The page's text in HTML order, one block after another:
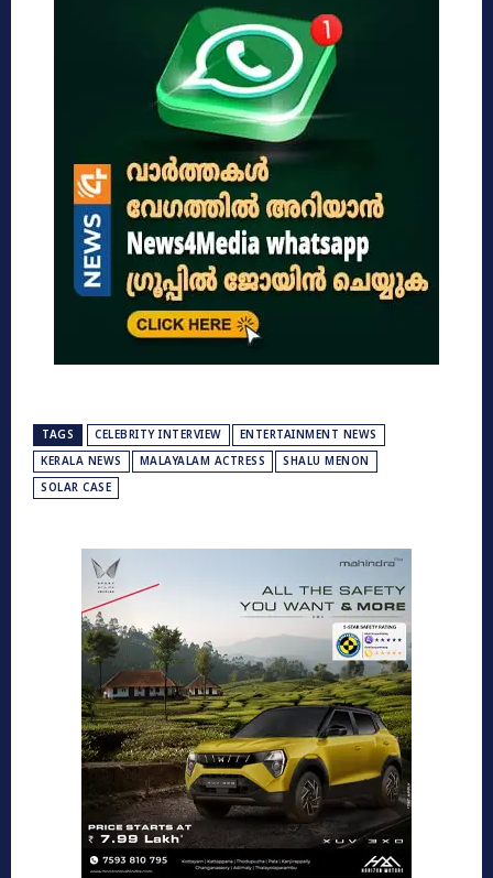
TAGS CELEBRITY INTERVIEW
ENTERTAINMENT NEWS
KERALA NEWS
MALAYALAM ACTRESS
SHALU MENON
SOLAR CASE